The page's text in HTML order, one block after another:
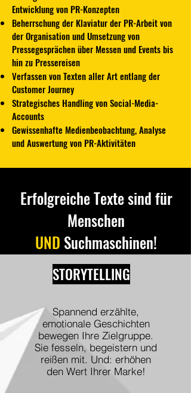
Entwicklung von PR-Konzepten
Beherrschung der Klaviatur der PR-Arbeit von
der Organisation und Umsetzung von
Pressegesprächen über Messen und Events bis
hin zu Pressereisen
Verfassen von Texten aller Art entlang der
Customer Journey
Strategisches Handling von Social-Media-
Accounts
Gewissenhafte Medienbeobachtung, Analyse
und Auswertung von PR-Aktivitäten
Erfolgreiche Texte sind für
Menschen
UND Suchmaschinen!
Spannend erzählte,
emotionale Geschichten
bewegen Ihre Zielgruppe.
Sie fesseln, begeistern und
reißen mit. Und: erhöhen
den Wert Ihrer Marke!
STORYTELLING